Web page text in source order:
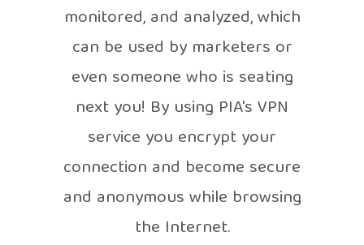
monitored, and analyzed, which
can be used by marketers or
even someone who is seating
next you! By using PIA's VPN
service you encrypt your
connection and become secure
and anonymous while browsing
the Internet.